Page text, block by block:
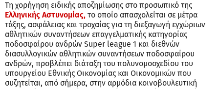
Tη χορήγηση ειδικής αποζημίωσης στο προσωπικό της
Ελληνικής Αστυνομίας, το οποίο απασχολείται σε μέτρα
τάξης, ασφάλειας και τροχαίας για τη διεξαγωγή εγχώριων
αθλητικών συναντήσεων επαγγελματικής κατηγορίας
ποδοσφαίρου ανδρών Super league 1 και διεθνών
διασυλλογικών αθλητικών συναντήσεων ποδοσφαίρου
ανδρών, προβλέπει διάταξη του πολυνομοσχεδίου του
υπουργείου Εθνικής Οικονομίας και Οικονομικών που
συζητείται, από σήμερα, στην αρμόδια κοινοβουλευτική